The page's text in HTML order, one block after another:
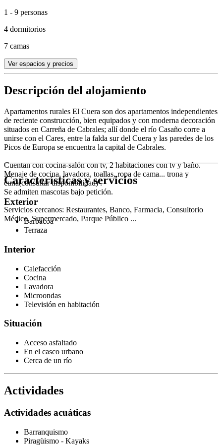
1 - 9 personas
4 dormitorios
7 camas
Ver espacios y precios
Descripción del alojamiento
Apartamentos rurales El Cuera son dos apartamentos independientes
de reciente construcción, bien equipados y con moderna decoración
situados en Carreña de Cabrales; allí donde el río Casaño corre a
unirse con el Cares, entre la falda sur del Cuera y las paredes de los
Picos de Europa se encuentra la capital de Cabrales.
Cuentan con cocina-salón con tv, 2 habitaciones con tv y baño.
Menaje de cocina, lavadora, toallas, ropa de cama... trona y
cuna(consultar disponibilidad) .
Se admiten mascotas bajo petición.
Servicios cercanos: Restaurantes, Banco, Farmacia, Consultorio
Médico, Supermercado, Parque Público ...
Características y servicios
Exterior
Barbacoa
Terraza
Interior
Calefacción
Cocina
Lavadora
Microondas
Televisión en habitación
Situación
Acceso asfaltado
En el casco urbano
Cerca de un río
Actividades
Actividades acuáticas
Barranquismo
Piragüismo - Kayaks